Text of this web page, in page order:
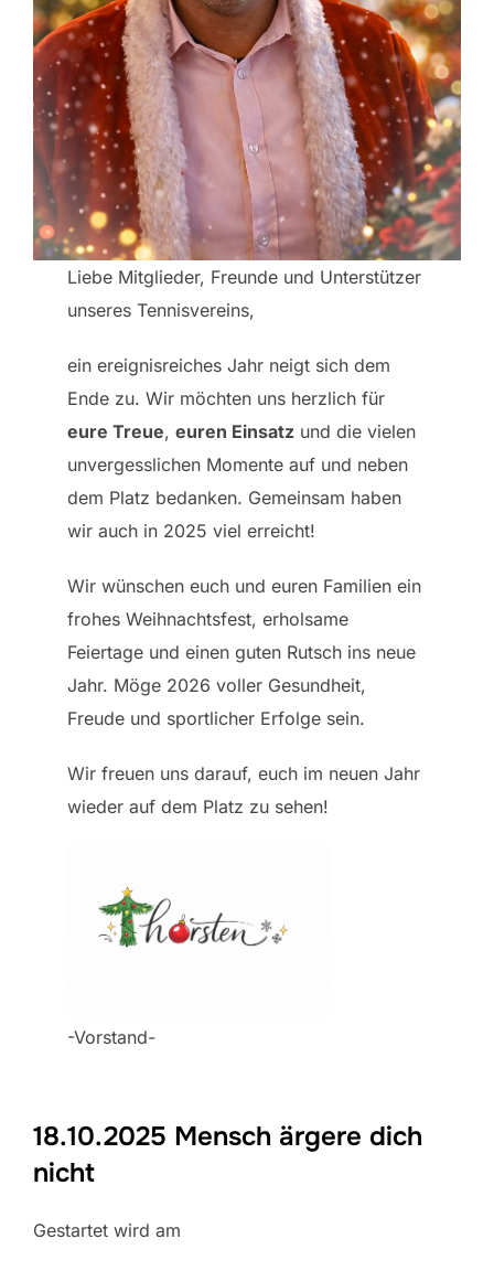
Liebe Mitglieder, Freunde und Unterstützer
unseres Tennisvereins,
ein ereignisreiches Jahr neigt sich dem
Ende zu. Wir möchten uns herzlich für
eure Treue,euren Einsatz und die vielen
unvergesslichen Momente auf und neben
dem Platz bedanken. Gemeinsam haben
wir auch in 2025 viel erreicht!
Wir wünschen euch und euren Familien ein
frohes Weihnachtsfest, erholsame
Feiertage und einen guten Rutsch ins neue
Jahr. Möge 2026 voller Gesundheit,
Freude und sportlicher Erfolge sein.
Wir freuen uns darauf, euch im neuen Jahr
wieder auf dem Platz zu sehen!
-Vorstand-
18.10.2025 Mensch ärgere dich
nicht
Gestartet wird am